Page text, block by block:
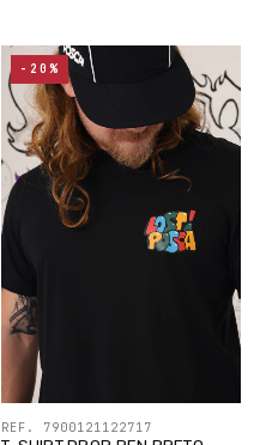
REF. 7900121122717
-20%